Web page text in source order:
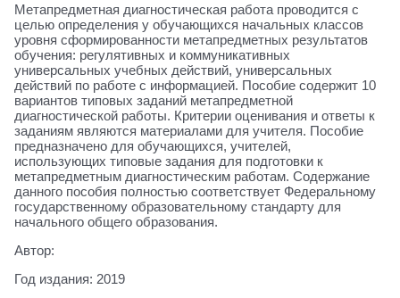
Метапредметная диагностическая работа проводится с
целью определения у обучающихся начальных классов
уровня сформированности метапредметных результатов
обучения: регулятивных и коммуникативных
универсальных учебных действий, универсальных
действий по работе с информацией. Пособие содержит 10
вариантов типовых заданий метапредметной
диагностической работы. Критерии оценивания и ответы к
заданиям являются материалами для учителя. Пособие
предназначено для обучающихся, учителей,
использующих типовые задания для подготовки к
метапредметным диагностическим работам. Содержание
данного пособия полностью соответствует Федеральному
государственному образовательному стандарту для
начального общего образования.
Автор:
Год издания: 2019